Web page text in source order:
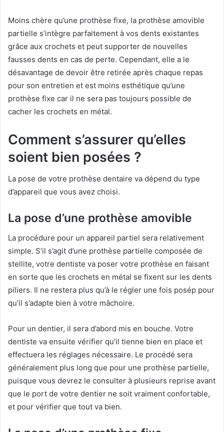
Moins chère qu’une prothèse fixe, la prothèse amovible
partielle s’intègre parfaitement à vos dents existantes
grâce aux crochets et peut supporter de nouvelles
fausses dents en cas de perte. Cependant, elle a le
désavantage de devoir être retirée après chaque repas
pour son entretien et est moins esthétique qu’une
prothèse fixe car il ne sera pas toujours possible de
cacher les crochets en métal.
Comment s’assurer qu’elles
soient bien posées ?
La pose de votre prothèse dentaire va dépend du type
d’appareil que vous avez choisi.
La pose d’une prothèse amovible
La procédure pour un appareil partiel sera relativement
simple. S’il s’agit d’une prothèse partielle composée de
stellite, votre dentiste va poser votre prothèse en faisant
en sorte que les crochets en métal se fixent sur les dents
piliers. Il ne restera plus qu’à le régler une fois posép pour
qu’il s’adapte bien à votre mâchoire.
Pour un dentier, il sera d’abord mis en bouche. Votre
dentiste va ensuite vérifier qu’il tienne bien en place et
effectuera les réglages nécessaire. Le procédé sera
généralement plus long que pour une prothèse partielle,
puisque vous devrez le consulter à plusieurs reprise avant
que le port de votre dentier ne soit vraiment confortable,
et pour vérifier que tout va bien.